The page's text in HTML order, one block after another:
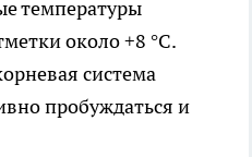
температуры
около +8 °C.
система
пробуждаться и